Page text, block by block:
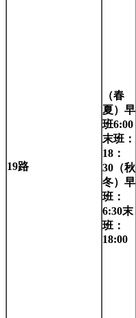
19路
（春
夏）早
班6:00
末班：
18：
30（秋
冬）早
班：
6:30末
班：
18:00